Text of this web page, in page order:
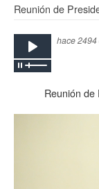
Reunión de
hace 2494
Reunión de